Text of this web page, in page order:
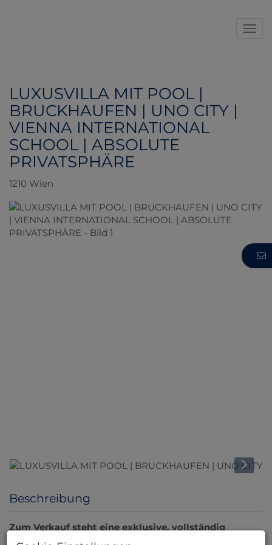
LUXUSVILLA MIT POOL |
BRUCKHAUFEN | UNO CITY |
VIENNA INTERNATIONAL
SCHOOL | ABSOLUTE
PRIVATSPHÄRE
1210 Wien
Beschreibung
Zum Verkauf steht eine exklusive, vollständig
renovierte Luxusvilla in absoluter Toplage von 1210